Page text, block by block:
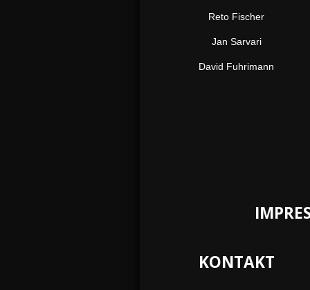
Reto Fischer
Jan Sarvari
David Fuhrimann
KONTAKT